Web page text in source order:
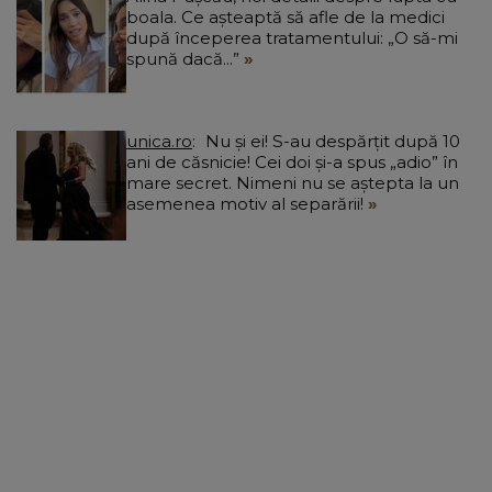
boala. Ce așteaptă să afle de la medici
după începerea tratamentului: „O să-mi
spună dacă...”
unica.ro
ani de căsnicie! Cei doi și-a spus „adio” în
mare secret. Nimeni nu se aștepta la un
asemenea motiv al separării!